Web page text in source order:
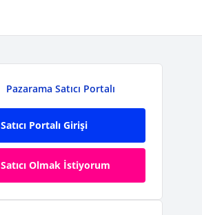
Pazarama Satıcı Portalı
Satıcı Portalı Girişi
Satıcı Olmak İstiyorum